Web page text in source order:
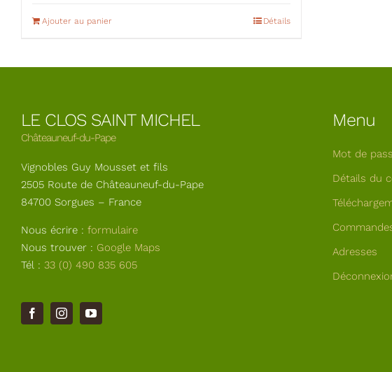
Ajouter au panier Détails
LE CLOS SAINT MICHEL
Châteauneuf-du-Pape
Vignobles Guy Mousset et fils
2505 Route de Châteauneuf-du-Pape
84700 Sorgues – France
Nous écrire : formulaire
Nous trouver : Google Maps
Tél : 33 (0) 490 835 605
Menu
Mot de
Détails du
Adresses